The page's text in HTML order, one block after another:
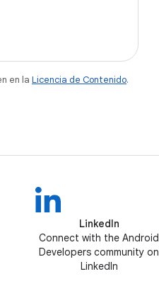
en la Licencia de Contenido.
LinkedIn
Connect with the Android
Developers community on
LinkedIn